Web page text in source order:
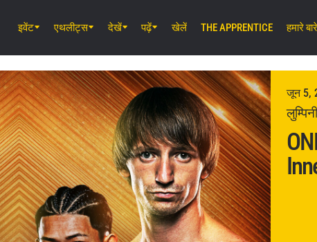
इवेंट
लुम्पिनी स्टेडियम, बैंकॉक
ONE Friday Fights 165 & The Inner
25
अग॰ 8 (शनि) 8:30 AM UTC
इबारा वेव एरीना ओटा, टोक्यो
ONE SAMURAI 2
एथलीट्स देखें पढ़ें खेलें THE APPRENTICE हमारे
जून 5,